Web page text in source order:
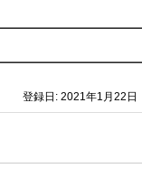
登録日: 2021年1月22日